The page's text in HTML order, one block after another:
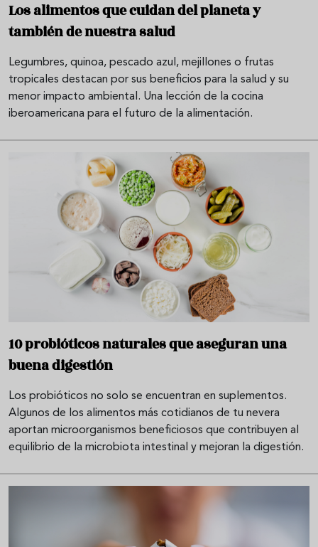
Los alimentos que cuidan del planeta y
también de nuestra salud
Legumbres, quinoa, pescado azul, mejillones o frutas
tropicales destacan por sus beneficios para la salud y su
menor impacto ambiental. Una lección de la cocina
iberoamericana para el futuro de la alimentación.
10 probióticos naturales que aseguran una
buena digestión
Los probióticos no solo se encuentran en suplementos.
Algunos de los alimentos más cotidianos de tu nevera
aportan microorganismos beneficiosos que contribuyen al
equilibrio de la microbiota intestinal y mejoran la digestión.